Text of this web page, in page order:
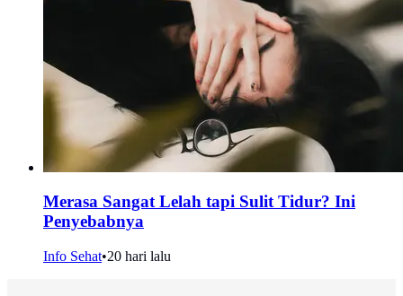
Merasa Sangat Lelah tapi Sulit Tidur? Ini
Penyebabnya
Info Sehat•20 hari lalu